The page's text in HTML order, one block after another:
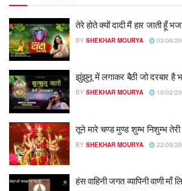
तेरे होते क्यों दादी मैं हार जाती हूँ
BY SHEKHAR MOURYA 03/06/
झुंझुनू में लगाकर बैठी जो दरबार है
BY SHEKHAR MOURYA 10/02/
तूने मारे चण्ड मुण्ड शुम्भ निशुम्भ
BY SHEKHAR MOURYA 22/09/
हंस वाहिनी जगत व्यापिनी वाणी माँ